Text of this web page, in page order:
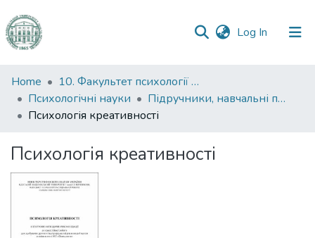
Log In (current)
Communities
&
Collections
Statistics
Home
10. Факультет психології та соціальної роботи
Психологічні науки
Підручники, навчальні посібники та інші науково- та навчально-методичні праці ФПСР (Психологічні науки)
Психологія креативності
Психологія креативності